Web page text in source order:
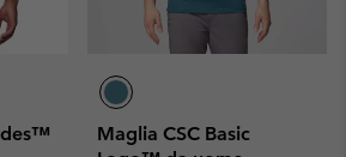
Maglia CSC Basic